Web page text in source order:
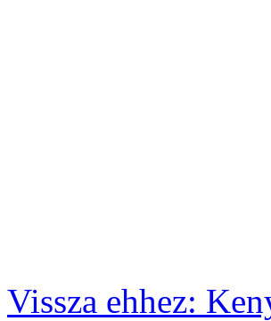
Vissza ehhez: